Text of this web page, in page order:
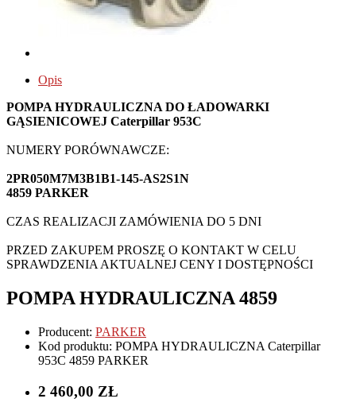
Opis
POMPA HYDRAULICZNA DO ŁADOWARKI
GĄSIENICOWEJ Caterpillar 953C
NUMERY PORÓWNAWCZE:
2PR050M7M3B1B1-145-AS2S1N
4859 PARKER
CZAS REALIZACJI ZAMÓWIENIA DO 5 DNI
PRZED ZAKUPEM PROSZĘ O KONTAKT W CELU
SPRAWDZENIA AKTUALNEJ CENY I DOSTĘPNOŚCI
POMPA HYDRAULICZNA 4859
Producent: PARKER
Kod produktu: POMPA HYDRAULICZNA Caterpillar
953C 4859 PARKER
2 460,00 ZŁ